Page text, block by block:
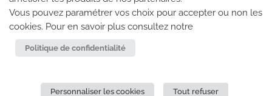
Climb Up vous accueille dans ses salles, partout en
France
TROUVE TA SALLE
Vous pouvez paramétrer vos choix pour accepter ou non les
cookies. Pour en savoir plus consultez notre
Politique de confidentialité
Personnaliser les cookies Tout refuser